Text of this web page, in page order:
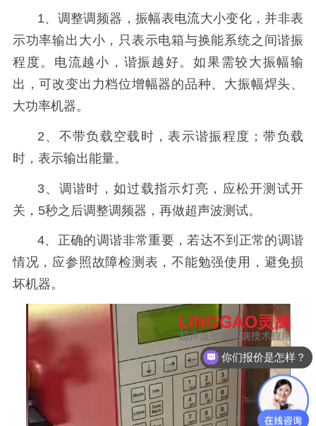
1、调整调频器，振幅表电流大小变化，并非表
示功率输出大小，只表示电箱与换能系统之间谐振
程度。电流越小，谐振越好。如果需较大振幅输
出，可改变出力档位增幅器的品种、大振幅焊头、
大功率机器。
2、不带负载空载时，表示谐振程度；带负载
时，表示输出能量。
3、调谐时，如过载指示灯亮，应松开测试开
关，5秒之后调整调频器，再做超声波测试。
4、正确的调谐非常重要，若达不到正常的调谐
情况，应参照故障检测表，不能勉强使用，避免损
坏机器。
你们报价是怎样？